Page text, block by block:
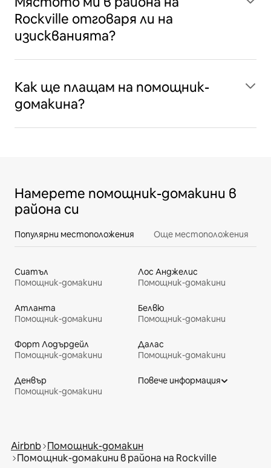
Rockville отговаря ли на
изискванията?
Как ще плащам на помощник-
домакина?
Намерете помощник-домакини в
района си
Популярни местоположения Още местоположения
Сиатъл
Помощник-домакини
Лос Анджелис
Помощник-домакини
Атланта
Помощник-домакини
Белвю
Помощник-домакини
Форт Лодърдейл
Помощник-домакини
Далас
Помощник-домакини
Денвър
Помощник-домакини
Повече информация
Airbnb Помощник-домакин
Помощник-домакини в района на Rockville